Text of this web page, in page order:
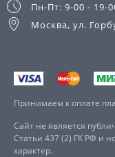
Пн-Пт: 9-00 - 19-
Москва, ул.
Принимаем к оплате
Сайт не является
Статьи 437 (2) ГК РФ и
характер.